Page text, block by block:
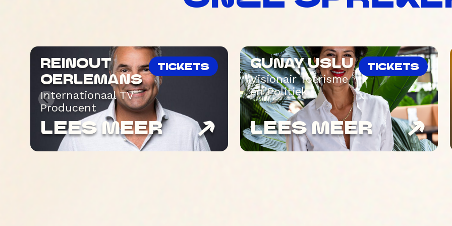
REINOUT
OERLEMANS
Internationaal TV
Producent
TICKETS
LEES MEER
GUNAY USLU
Visionair Toerisme
en Politiek
TICKETS
LEES MEER